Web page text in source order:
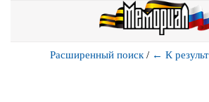
Расширенный поиск / ← К